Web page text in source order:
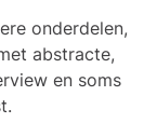
onderdelen,
abstracte,
en soms